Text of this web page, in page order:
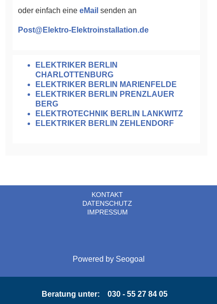
oder einfach eine eMail senden an
Post@Elektro-Elektroinstallation.de
ELEKTRIKER BERLIN
CHARLOTTENBURG
ELEKTRIKER BERLIN MARIENFELDE
ELEKTRIKER BERLIN PRENZLAUER
BERG
ELEKTROTECHNIK BERLIN LANKWITZ
ELEKTRIKER BERLIN ZEHLENDORF
KONTAKT
DATENSCHUTZ
IMPRESSUM
Powered by Seogoal
Beratung unter: 030 - 55 27 84 05